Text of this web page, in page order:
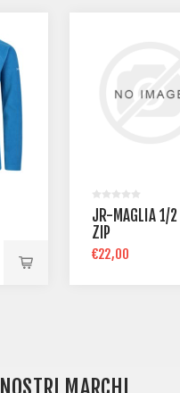
JR-MAGLIA 1/2
ZIP
€22,00
I NOSTRI MARCHI